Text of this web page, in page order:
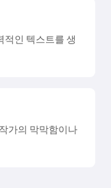
적인 텍스트를 생
가의 막막함이나